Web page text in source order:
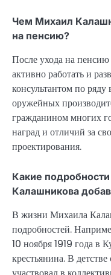
Чем Михаил
на пенсию?
После ухода на
активно работать и
консультантом по
оружейных
гражданином многих
наград и отличий за
проектирования.
Какие
Калашникова
В жизни Михаила
подробностей.
10 ноября 1919 года в
крестьянина. В